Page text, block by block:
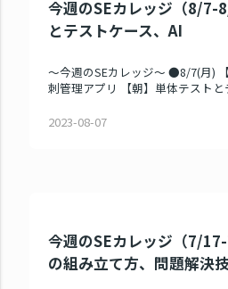
今週のSEカレッジ（8/7-
とテストケース、AI
～今週のSEカレッジ～ ●8/7(月)
刺管理アプリ 【朝】単体テスト
2023-08-07
今週のSEカレッジ（7/
の組み立て方、問題解決